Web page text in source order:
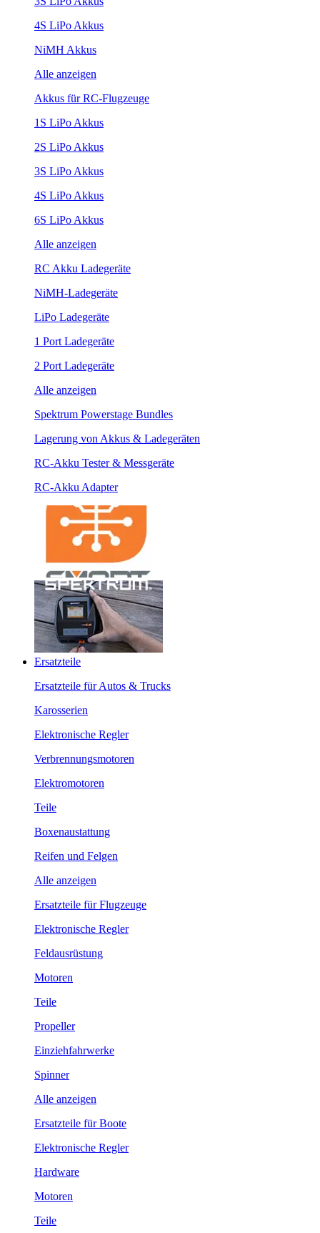
4S LiPo Akkus
NiMH Akkus
Alle anzeigen
Akkus für RC-Flugzeuge
1S LiPo Akkus
2S LiPo Akkus
3S LiPo Akkus
4S LiPo Akkus
6S LiPo Akkus
Alle anzeigen
RC Akku Ladegeräte
NiMH-Ladegeräte
LiPo Ladegeräte
1 Port Ladegeräte
2 Port Ladegeräte
Alle anzeigen
Spektrum Powerstage Bundles
Lagerung von Akkus & Ladegeräten
RC-Akku Tester & Messgeräte
RC-Akku Adapter
Ersatzteile
Ersatzteile für Autos & Trucks
Karosserien
Elektronische Regler
Verbrennungsmotoren
Elektromotoren
Teile
Boxenaustattung
Reifen und Felgen
Alle anzeigen
Ersatzteile für Flugzeuge
Elektronische Regler
Feldausrüstung
Motoren
Teile
Propeller
Einziehfahrwerke
Spinner
Alle anzeigen
Ersatzteile für Boote
Elektronische Regler
Hardware
Motoren
Teile